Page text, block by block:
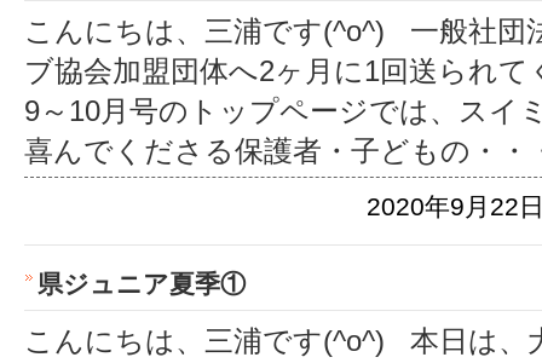
こんにちは、三浦です(^o^) 一般社団
ブ協会加盟団体へ2ヶ月に1回送られ
9～10月号のトップページでは、スイ
喜んでくださる保護者・子どもの ・
2020年9月22
県ジュニア夏季①
こんにちは、三浦です(^o^) 本日は